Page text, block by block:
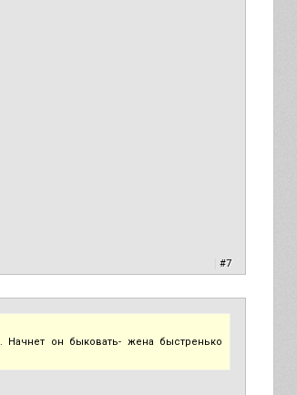
#7
Начнет он быковать- жена быстренько